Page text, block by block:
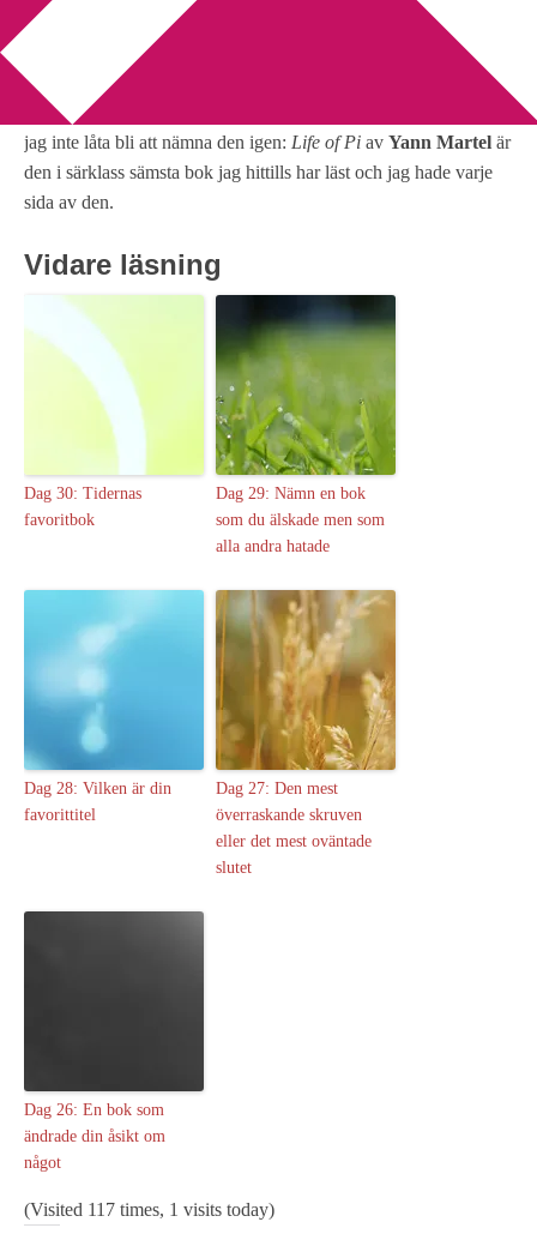
Dag 11: En bok du hatade
byAnnika
Trots att jag har nämnt den här boken vid ett flertal tillfällen kan
jag inte låta bli att nämna den igen: Life of Pi av Yann Martel är
den i särklass sämsta bok jag hittills har läst och jag hade varje
sida av den.
Vidare läsning
Dag 30: Tidernas
favoritbok
Dag 29: Nämn en bok
som du älskade men som
alla andra hatade
Dag 28: Vilken är din
favorittitel
Dag 27: Den mest
överraskande skruven
eller det mest oväntade
slutet
Dag 26: En bok som
ändrade din åsikt om
något
(Visited 117 times, 1 visits today)